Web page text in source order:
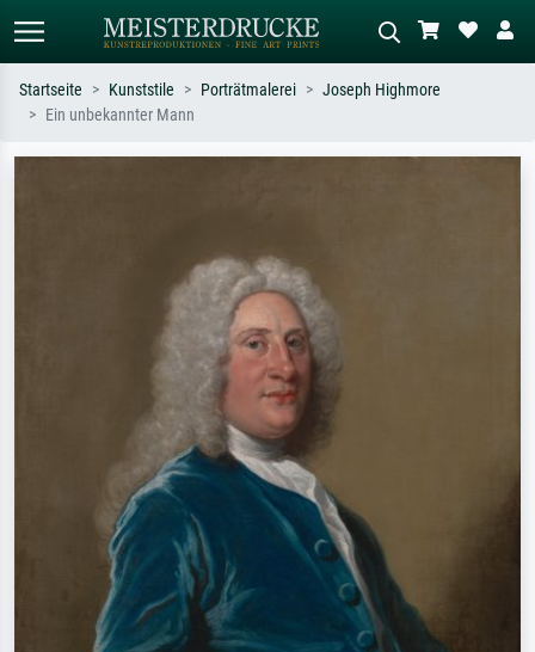
Startseite Kunststile Porträtmalerei
Joseph Highmore
Ein unbekannter Mann